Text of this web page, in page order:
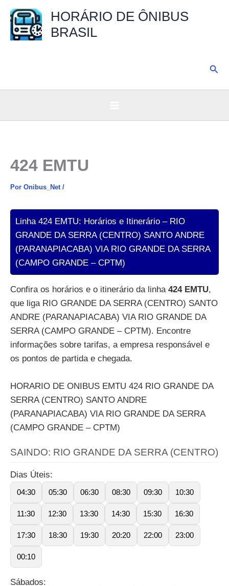
para
HORÁRIO DE ÔNIBUS
BRASIL
424 EMTU
Por Onibus_Net /
Linha 424 EMTU: Horários e Itinerário – RIO
GRANDE DA SERRA (CENTRO) SANTO ANDRE
(PARANAPIACABA) VIA RIO GRANDE DA SERRA
(CAMPO GRANDE – CPTM)
Confira os horários e o itinerário da linha 424 EMTU,
que liga RIO GRANDE DA SERRA (CENTRO) SANTO
ANDRE (PARANAPIACABA) VIA RIO GRANDE DA
SERRA (CAMPO GRANDE – CPTM). Encontre
informações sobre tarifas, a empresa responsável e
os pontos de partida e chegada.
HORARIO DE ONIBUS EMTU 424 RIO GRANDE DA
SERRA (CENTRO) SANTO ANDRE
(PARANAPIACABA) VIA RIO GRANDE DA SERRA
(CAMPO GRANDE – CPTM)
SAINDO: RIO GRANDE DA SERRA (CENTRO)
Dias Úteis:
04:30 05:30 06:30 08:30 09:30 10:30
11:30 12:30 13:30 14:30 15:30 16:30
17:30 18:30 19:30 20:20 22:00 23:00
00:10
Sábados: